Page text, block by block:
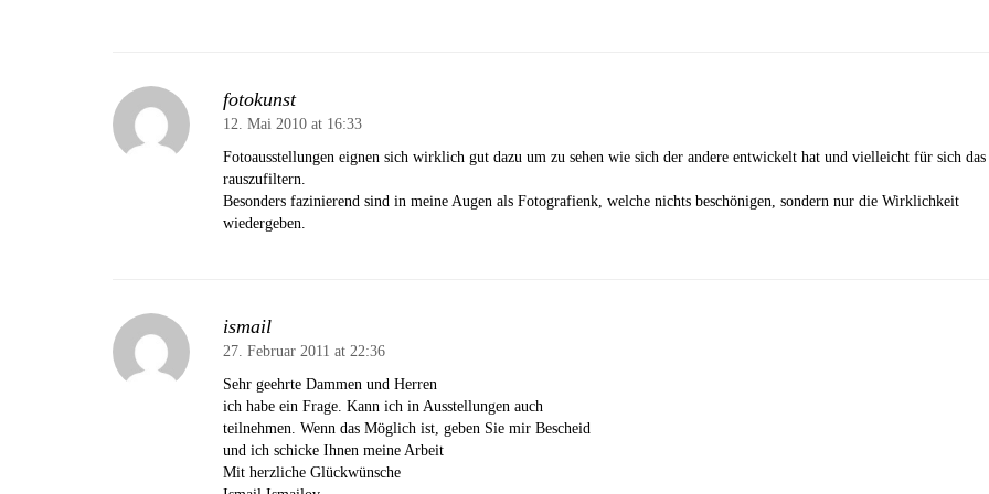
fotokunst
12. Mai 2010 at 16:33
Fotoausstellungen eignen sich wirklich gut dazu um zu sehen wie sich der andere entwickelt hat und vielleicht für sich das
rauszufiltern.
Besonders fazinierend sind in meine Augen als Fotografienk, welche nichts beschönigen, sondern nur die Wirklichkeit
wiedergeben.
ismail
27. Februar 2011 at 22:36
Sehr geehrte Dammen und Herren
ich habe ein Frage. Kann ich in Ausstellungen auch
teilnehmen. Wenn das Möglich ist, geben Sie mir Bescheid
und ich schicke Ihnen meine Arbeit
Mit herzliche Glückwünsche